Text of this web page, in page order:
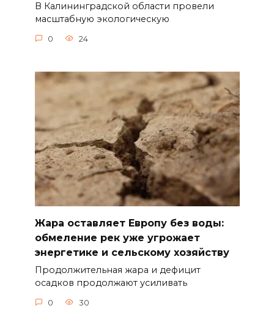
В Калининградской области провели
масштабную экологическую
0 24
Жара оставляет Европу без воды:
обмеление рек уже угрожает
энергетике и сельскому хозяйству
Продолжительная жара и дефицит
осадков продолжают усиливать
0 30